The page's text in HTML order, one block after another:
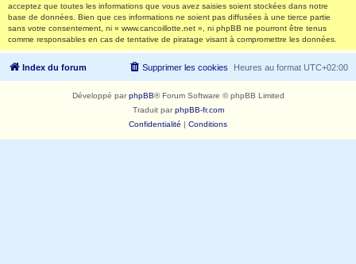
acceptez que toutes les informations que vous avez saisies soient stockées dans notre
base de données. Bien que ces informations ne soient pas diffusées à une tierce partie
sans votre consentement, ni « www.cancoillotte.net », ni phpBB ne pourront être tenus
comme responsables en cas de tentative de piratage visant à compromettre les données.
Index du forum Heures au format UTC+02:00
Supprimer les cookies
Développé parphpBB® Forum Software © phpBB Limited
Traduit parphpBB-fr.com
Confidentialité | Conditions